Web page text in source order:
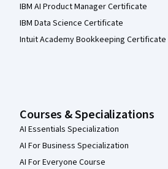
IBM AI Product Manager Certificate
IBM Data Science Certificate
Intuit Academy Bookkeeping Certificate
Courses & Specializations
AI Essentials Specialization
AI For Business Specialization
AI For Everyone Course